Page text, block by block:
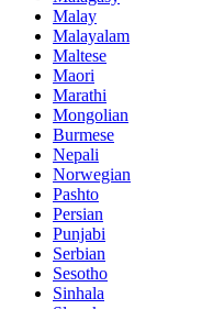
Malay
Malayalam
Maltese
Maori
Marathi
Mongolian
Burmese
Nepali
Norwegian
Pashto
Persian
Punjabi
Serbian
Sesotho
Sinhala